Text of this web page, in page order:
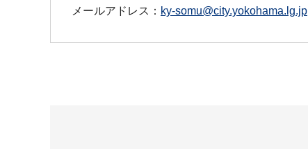
メールアドレス： ky-somu@city.yokohama.lg.jp